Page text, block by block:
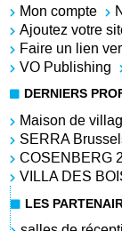
Mon compte
Ajoutez votre
Faire un lien
VO Publishing
DERNIERS
Maison de
SERRA
COSENBERG
VILLA DES
LES